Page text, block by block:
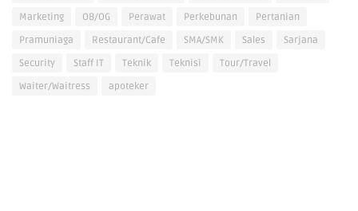
Marketing
OB/OG Perawat Perkebunan
Pertanian
Pramuniaga
Restaurant/Cafe SMA/SMK Sales
Sarjana
Security
Staff IT Teknik Teknisi
Tour/Travel
Waiter/Waitress
apoteker